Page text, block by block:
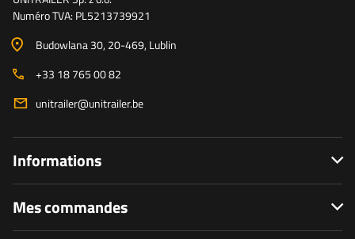
Numéro TVA: PL5213739921
Budowlana 30, 20-469, Lublin
+33 18 765 00 82
unitrailer@unitrailer.be
Informations
Mes commandes